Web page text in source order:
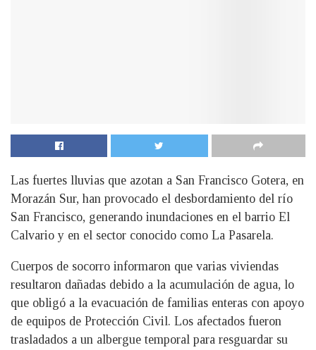
Las fuertes lluvias que azotan a San Francisco Gotera, en
Morazán Sur, han provocado el desbordamiento del río
San Francisco, generando inundaciones en el barrio El
Calvario y en el sector conocido como La Pasarela.
Cuerpos de socorro informaron que varias viviendas
resultaron dañadas debido a la acumulación de agua, lo
que obligó a la evacuación de familias enteras con apoyo
de equipos de Protección Civil. Los afectados fueron
trasladados a un albergue temporal para resguardar su